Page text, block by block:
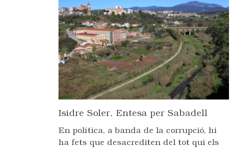
Isidre Soler, Entesa per Sabadell
En política, a banda de la corrupció, hi
ha fets que desacrediten del tot qui els